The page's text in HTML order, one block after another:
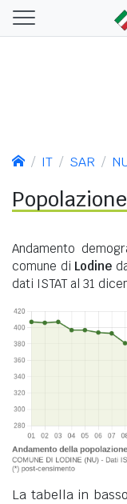
IT SAR
Andamento
comune di Lodine
dati ISTAT al 31
La tabella in